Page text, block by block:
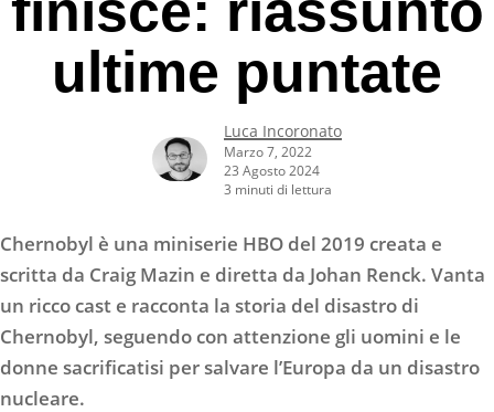
ultime puntate
Luca Incoronato
Marzo 7, 2022
23 Agosto 2024
3 minuti di lettura
Chernobyl è una miniserie HBO del 2019 creata e
scritta da Craig Mazin e diretta da Johan Renck. Vanta
un ricco cast e racconta la storia del disastro di
Chernobyl, seguendo con attenzione gli uomini e le
donne sacrificatisi per salvare l’Europa da un disastro
nucleare.